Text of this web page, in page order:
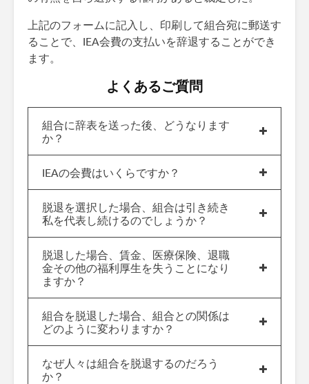
上記のフォームに記入し、印刷して組合宛に郵送す
ることで、IEA会費の支払いを辞退することができ
ます。
よくあるご質問
組合に辞表を送った後、どうなります
か？
IEAの会費はいくらですか？
脱退を選択した場合、組合は引き続き
私を代表し続けるのでしょうか？
脱退した場合、賃金、医療保険、退職
金その他の福利厚生を失うことになり
ますか？
組合を脱退した場合、組合との関係は
どのように変わりますか？
なぜ人々は組合を脱退するのだろう
か？